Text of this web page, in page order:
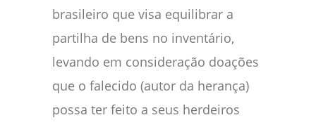
brasileiro que visa equilibrar a
partilha de bens no inventário,
levando em consideração doações
que o falecido (autor da herança)
possa ter feito a seus herdeiros